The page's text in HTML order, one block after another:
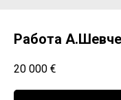
Работа
20 000 €